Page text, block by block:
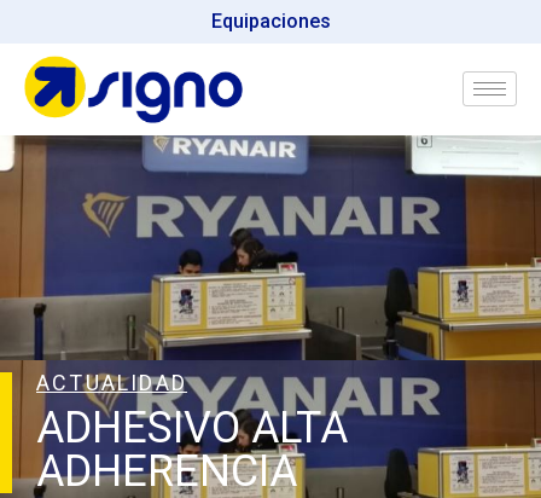
Equipaciones
ACTUALIDAD
ADHESIVO ALTA
ADHERENCIA